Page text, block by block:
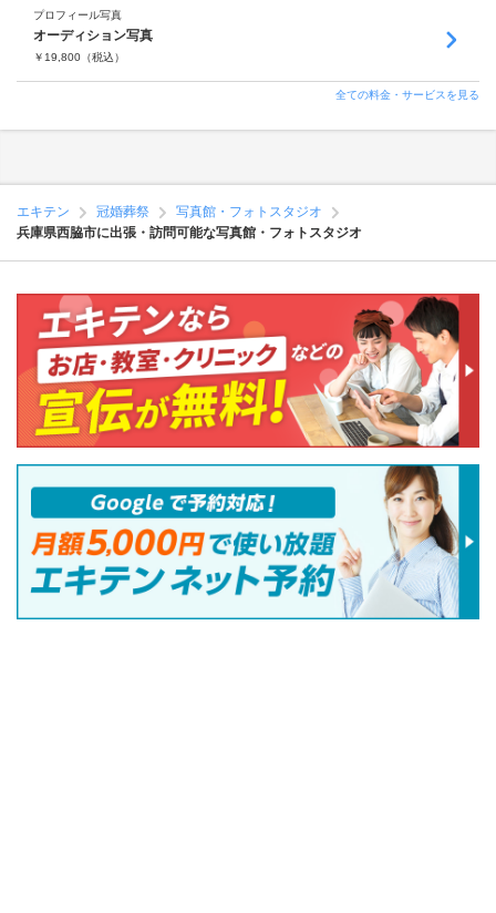
プロフィール写真
オーディション写真
￥ 19,800 （税込）
全ての料金・サービスを見る
エキテン 冠婚葬祭
写真館・フォトスタジオ
兵庫県西脇市に出張・訪問可能な写真館・フォトスタジオ